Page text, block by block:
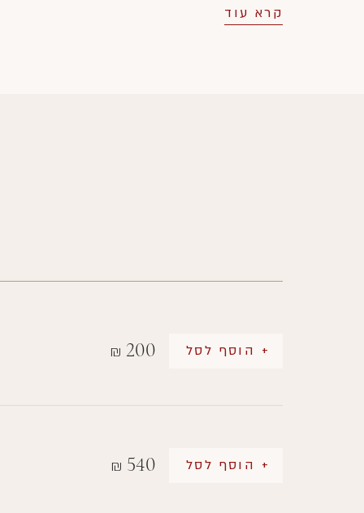
קרא עוד
₪ 200 + הוסף לסל
₪ 540 + הוסף לסל